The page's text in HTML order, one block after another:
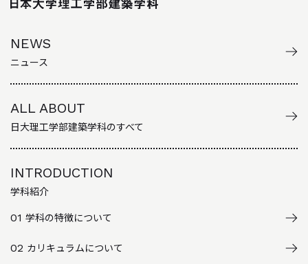
NEWS
ニュース
ALL ABOUT
日大理工学部建築学科のすべて
INTRODUCTION
学科紹介
01 学科の特徴について
02 カリキュラムについて